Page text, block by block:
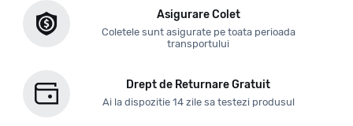
Asigurare Colet
Coletele sunt asigurate pe toata perioada
transportului
Drept de Returnare Gratuit
Ai la dispozitie 14 zile sa testezi produsul